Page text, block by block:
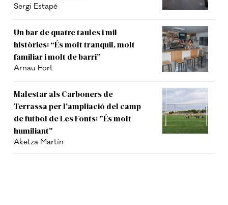
Sergi Estapé
Un bar de quatre taules i mil
històries: “És molt tranquil, molt
familiar i molt de barri”
Arnau Fort
Malestar als Carboners de
Terrassa per l'ampliació del camp
de futbol de Les Fonts: "És molt
humiliant"
Aketza Martín